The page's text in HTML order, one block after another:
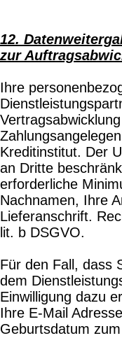
12.
zur
Ihre
Kreditinstitut. Der
an Dritte
erforderliche
Nachnamen, Ihre
Lieferanschrift.
lit. b DSGVO.
Für den Fall, dass
dem
Einwilligung dazu
Ihre E-Mail
Geburtsdatum